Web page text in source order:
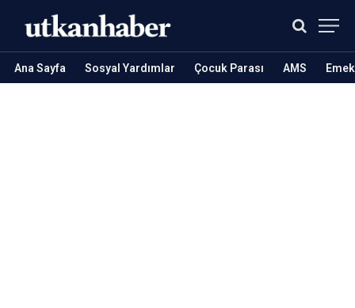
Ana Sayfa Sosyal Yardımlar Çocuk Parası AMS